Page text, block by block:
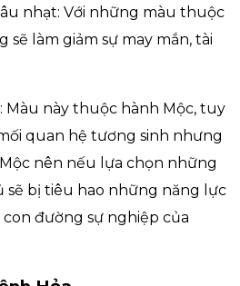
nhạt: Với những màu thuộc
sẽ làm giảm sự may mắn, tài
Màu này thuộc hành Mộc, tuy
quan hệ tương sinh nhưng
nên nếu lựa chọn những
sẽ bị tiêu hao những năng lực
đường sự nghiệp của